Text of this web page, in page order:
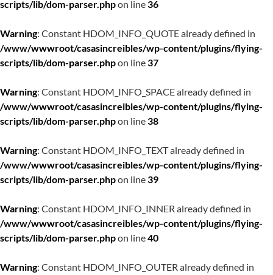
scripts/lib/dom-parser.phpon line36
Warning: Constant HDOM_INFO_QUOTE already defined in
/www/wwwroot/casasincreibles/wp-content/plugins/flying-
scripts/lib/dom-parser.phpon line37
Warning: Constant HDOM_INFO_SPACE already defined in
/www/wwwroot/casasincreibles/wp-content/plugins/flying-
scripts/lib/dom-parser.phpon line38
Warning: Constant HDOM_INFO_TEXT already defined in
/www/wwwroot/casasincreibles/wp-content/plugins/flying-
scripts/lib/dom-parser.phpon line39
Warning: Constant HDOM_INFO_INNER already defined in
/www/wwwroot/casasincreibles/wp-content/plugins/flying-
scripts/lib/dom-parser.phpon line40
Warning: Constant HDOM_INFO_OUTER already defined in